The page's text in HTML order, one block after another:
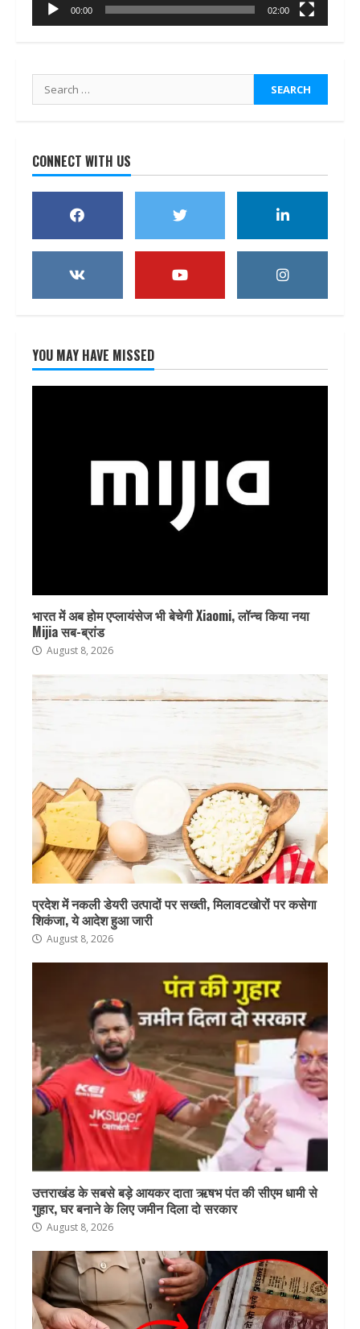
00:00 02:00
Search
for:
CONNECT WITH US
YOU MAY HAVE MISSED
भारत में अब होम एप्लायंसेज भी बेचेगी Xiaomi, लॉन्च किया नया
Mijia सब-ब्रांड
August 8, 2026
प्रदेश में नकली डेयरी उत्पादों पर सख्ती, मिलावटखोरों पर कसेगा
शिकंजा, ये आदेश हुआ जारी
August 8, 2026
उत्तराखंड के सबसे बड़े आयकर दाता ऋषभ पंत की सीएम धामी से
गुहार, घर बनाने के लिए जमीन दिला दो सरकार
August 8, 2026